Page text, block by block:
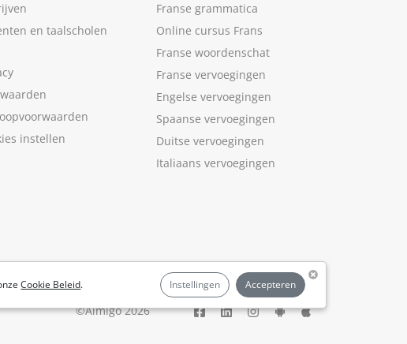
Cookie Beleid. Instellingen Accepteren
en taalscholen
instellen
Franse grammatica
Online cursus Frans
Franse woordenschat
Franse vervoegingen
Engelse vervoegingen
Spaanse vervoegingen
Duitse vervoegingen
Italiaans vervoegingen
©Aimigo 2026